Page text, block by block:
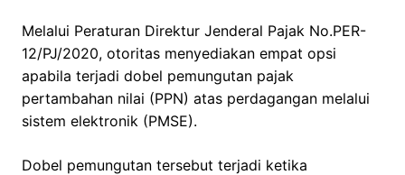
Melalui Peraturan Direktur Jenderal Pajak No.PER-
12/PJ/2020, otoritas menyediakan empat opsi
apabila terjadi dobel pemungutan pajak
pertambahan nilai (PPN) atas perdagangan melalui
sistem elektronik (PMSE).
Dobel pemungutan tersebut terjadi ketika